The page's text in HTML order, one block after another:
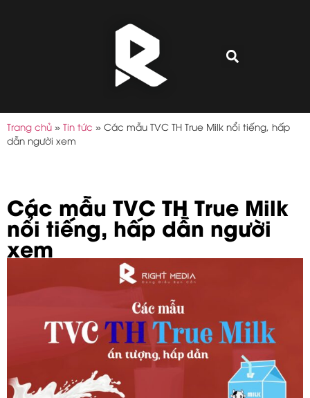
Trang chủ » Tin tức » Các mẫu TVC TH True Milk nổi tiếng, hấp
dẫn người xem
Các mẫu TVC TH True Milk
nổi tiếng, hấp dẫn người
xem